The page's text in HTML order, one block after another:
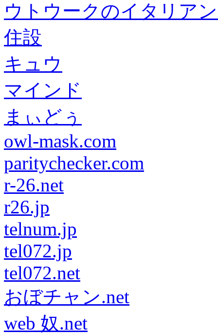
ウトウークのイタリア
住設
キュウ
マインド
まぃどぅ
owl-mask.com
paritychecker.com
r-26.net
r26.jp
telnum.jp
tel072.jp
tel072.net
おぼチャン.net
web 奴.net